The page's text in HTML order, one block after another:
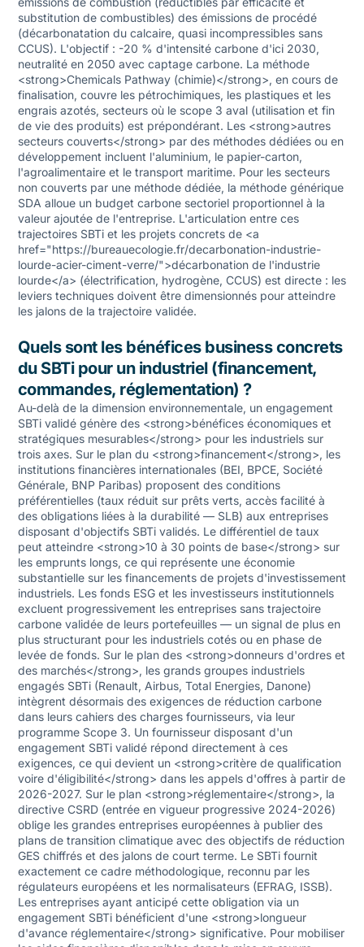
substitution de combustibles) des émissions de procédé
(décarbonatation du calcaire, quasi incompressibles sans
CCUS). L'objectif : -20 % d'intensité carbone d'ici 2030,
neutralité en 2050 avec captage carbone. La méthode
<strong>Chemicals Pathway (chimie)</strong>, en cours de
finalisation, couvre les pétrochimiques, les plastiques et les
engrais azotés, secteurs où le scope 3 aval (utilisation et fin
de vie des produits) est prépondérant. Les <strong>autres
secteurs couverts</strong> par des méthodes dédiées ou en
développement incluent l'aluminium, le papier-carton,
l'agroalimentaire et le transport maritime. Pour les secteurs
non couverts par une méthode dédiée, la méthode générique
SDA alloue un budget carbone sectoriel proportionnel à la
valeur ajoutée de l'entreprise. L'articulation entre ces
trajectoires SBTi et les projets concrets de <a
href="https://bureauecologie.fr/decarbonation-industrie-
lourde-acier-ciment-verre/">décarbonation de l'industrie
lourde</a> (électrification, hydrogène, CCUS) est directe : les
leviers techniques doivent être dimensionnés pour atteindre
les jalons de la trajectoire validée.
Quels sont les bénéfices business concrets
du SBTi pour un industriel (financement,
commandes, réglementation) ?
Au-delà de la dimension environnementale, un engagement
SBTi validé génère des <strong>bénéfices économiques et
stratégiques mesurables</strong> pour les industriels sur
trois axes. Sur le plan du <strong>financement</strong>, les
institutions financières internationales (BEI, BPCE, Société
Générale, BNP Paribas) proposent des conditions
préférentielles (taux réduit sur prêts verts, accès facilité à
des obligations liées à la durabilité — SLB) aux entreprises
disposant d'objectifs SBTi validés. Le différentiel de taux
peut atteindre <strong>10 à 30 points de base</strong> sur
les emprunts longs, ce qui représente une économie
substantielle sur les financements de projets d'investissement
industriels. Les fonds ESG et les investisseurs institutionnels
excluent progressivement les entreprises sans trajectoire
carbone validée de leurs portefeuilles — un signal de plus en
plus structurant pour les industriels cotés ou en phase de
levée de fonds. Sur le plan des <strong>donneurs d'ordres et
des marchés</strong>, les grands groupes industriels
engagés SBTi (Renault, Airbus, Total Energies, Danone)
intègrent désormais des exigences de réduction carbone
dans leurs cahiers des charges fournisseurs, via leur
programme Scope 3. Un fournisseur disposant d'un
engagement SBTi validé répond directement à ces
exigences, ce qui devient un <strong>critère de qualification
voire d'éligibilité</strong> dans les appels d'offres à partir de
2026-2027. Sur le plan <strong>réglementaire</strong>, la
directive CSRD (entrée en vigueur progressive 2024-2026)
oblige les grandes entreprises européennes à publier des
plans de transition climatique avec des objectifs de réduction
GES chiffrés et des jalons de court terme. Le SBTi fournit
exactement ce cadre méthodologique, reconnu par les
régulateurs européens et les normalisateurs (EFRAG, ISSB).
Les entreprises ayant anticipé cette obligation via un
engagement SBTi bénéficient d'une <strong>longueur
d'avance réglementaire</strong> significative. Pour mobiliser